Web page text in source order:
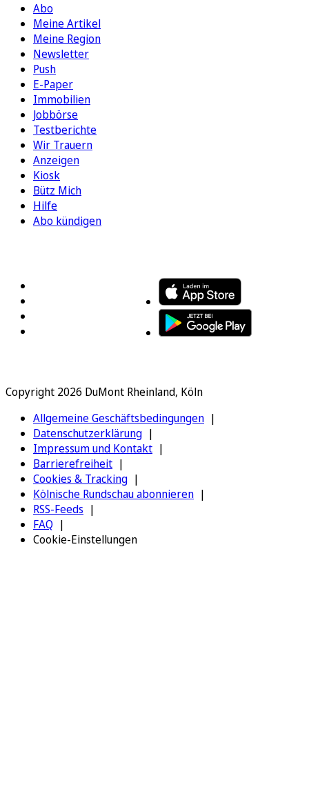
Abo
Meine Artikel
Meine Region
Newsletter
Push
E-Paper
Immobilien
Jobbörse
Testberichte
Wir Trauern
Anzeigen
Kiosk
Bütz Mich
Hilfe
Abo kündigen
Copyright 2026 DuMont Rheinland, Köln
Allgemeine Geschäftsbedingungen
Datenschutzerklärung
Impressum und Kontakt
Barrierefreiheit
Cookies & Tracking
Kölnische Rundschau abonnieren
RSS-Feeds
FAQ
Cookie-Einstellungen